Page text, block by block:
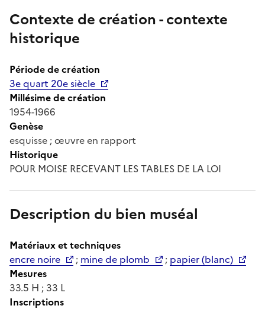
Contexte de création - contexte
historique
Période de création
3e quart 20e siècle
Millésime de création
1954-1966
Genèse
esquisse ; œuvre en rapport
Historique
POUR MOISE RECEVANT LES TABLES DE LA LOI
Description du bien muséal
Matériaux et techniques
encre noire
; mine de plomb ; papier (blanc)
Mesures
33.5 H ; 33 L
Inscriptions